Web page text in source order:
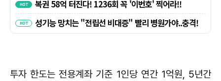
투자 한도는 전용계좌 기준 1인당 연간 1억원, 5년간